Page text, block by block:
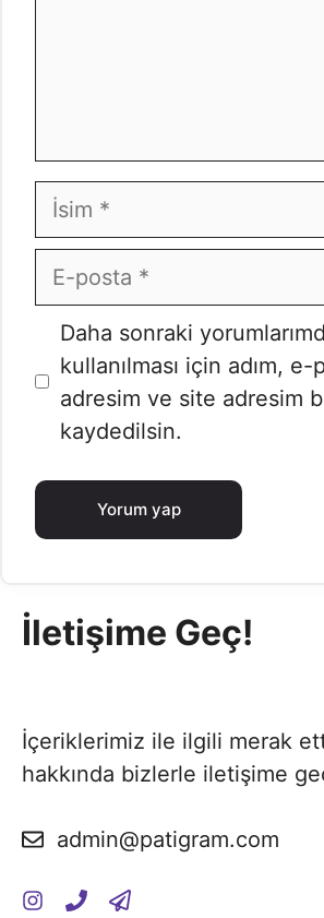
İsim
E-
posta
İnternet
sitesi
Daha sonraki
kullanılması için adım, e-
adresim ve site adresim
kaydedilsin.
İletişime Geç!
İçeriklerimiz ile ilgili merak
hakkında bizlerle iletişime
admin@patigram.com